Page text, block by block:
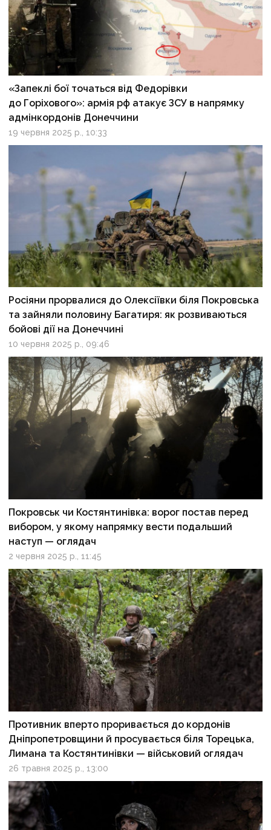
«Запеклі бої точаться від Федорівки
до Горіхового»: армія рф атакує ЗСУ в напрямку
адмінкордонів Донеччини
19 червня 2025 р., 10:33
Росіяни прорвалися до Олексіївки біля Покровська
та зайняли половину Багатиря: як розвиваються
бойові дії на Донеччині
10 червня 2025 р., 09:46
Покровськ чи Костянтинівка: ворог постав перед
вибором, у якому напрямку вести подальший
наступ — оглядач
2 червня 2025 р., 11:45
Противник вперто проривається до кордонів
Дніпропетровщини й просувається біля Торецька,
Лимана та Костянтинівки — військовий оглядач
26 травня 2025 р., 13:00